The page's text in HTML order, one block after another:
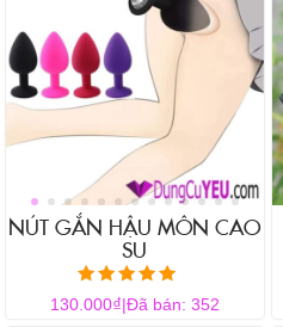
biến
Các
tùy
có
được
chọn
trên
trang
sản
NÚT GẮN HẬU MÔN CAO
SU
Được xếp
hạng
130.000₫ Đã bán: 352